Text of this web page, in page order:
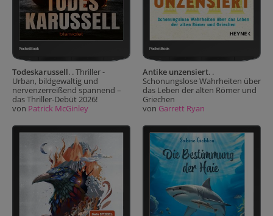
Todeskarussell. . Thriller -
Urban, bildgewaltig und
nervenzerreißend spannend –
das Thriller-Debüt 2026!
von Patrick McGinley
Antike unzensiert. .
Schonungslose Wahrheiten über
das Leben der alten Römer und
Griechen
von Garrett Ryan